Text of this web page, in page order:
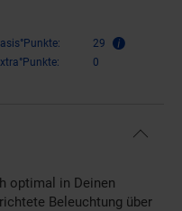
29
0
optimal in Deinen
Beleuchtung über